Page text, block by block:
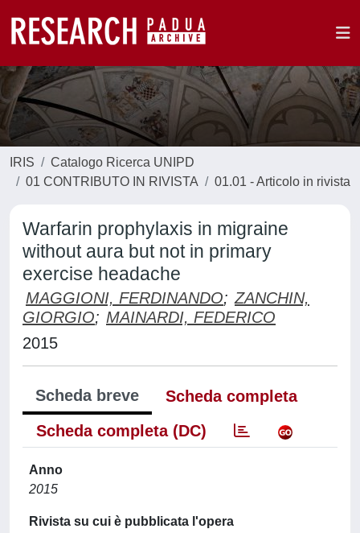
IRIS
Catalogo Ricerca UNIPD
01 CONTRIBUTO IN RIVISTA
01.01 - Articolo in rivista
Warfarin prophylaxis in migraine
without aura but not in primary
exercise headache
MAGGIONI, FERDINANDO; ZANCHIN,
GIORGIO; MAINARDI, FEDERICO
2015
Scheda breve
Scheda completa
Scheda completa (DC)
Anno
2015
Rivista su cui è pubblicata l'opera